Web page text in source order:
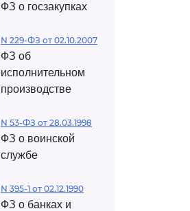
ФЗ о госзакупках
N 229-ФЗ от 02.10.2007
ФЗ об
исполнительном
производстве
N 53-ФЗ от 28.03.1998
ФЗ о воинской
службе
N 395-1 от 02.12.1990
ФЗ о банках и